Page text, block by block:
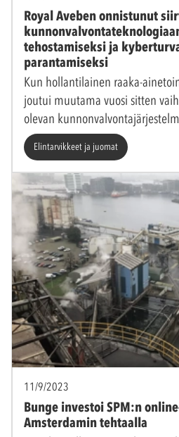
Royal Aveben onnistunut
tehostamiseksi ja
parantamiseksi
Kun hollantilainen raaka-
joutui muutama vuosi sitten
olevan
Elintarvikkeet ja juomat
11/9/2023
Bunge investoi SPM:n
Amsterdamin tehtaalla